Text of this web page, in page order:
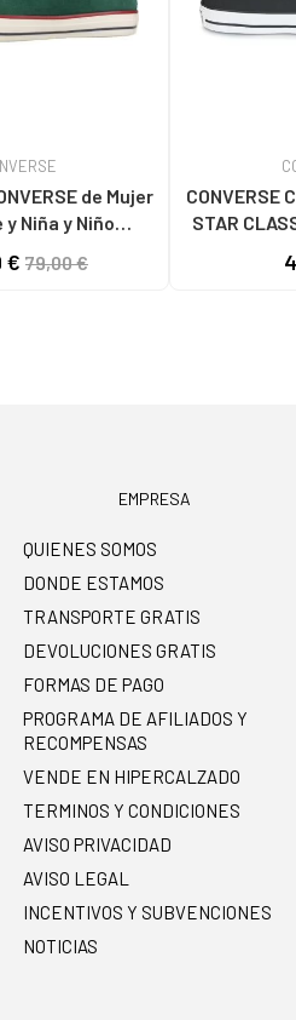
de Mujer
Niña y Niño
ALL STAR
€ 79,00 €
CONVERSE
STAR
EMPRESA
QUIENES SOMOS
DONDE ESTAMOS
TRANSPORTE GRATIS
DEVOLUCIONES GRATIS
FORMAS DE PAGO
PROGRAMA DE AFILIADOS Y
RECOMPENSAS
VENDE EN HIPERCALZADO
TERMINOS Y CONDICIONES
AVISO PRIVACIDAD
AVISO LEGAL
INCENTIVOS Y SUBVENCIONES
NOTICIAS